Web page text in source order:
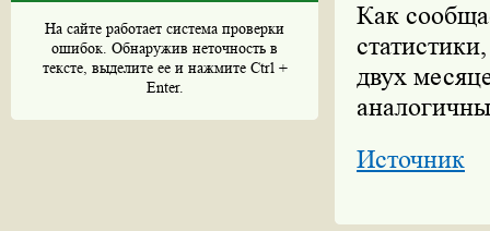
На сайте работает система проверки
ошибок. Обнаружив неточность в
тексте, выделите ее и нажмите Ctrl +
Enter.
Как
двух
Источник